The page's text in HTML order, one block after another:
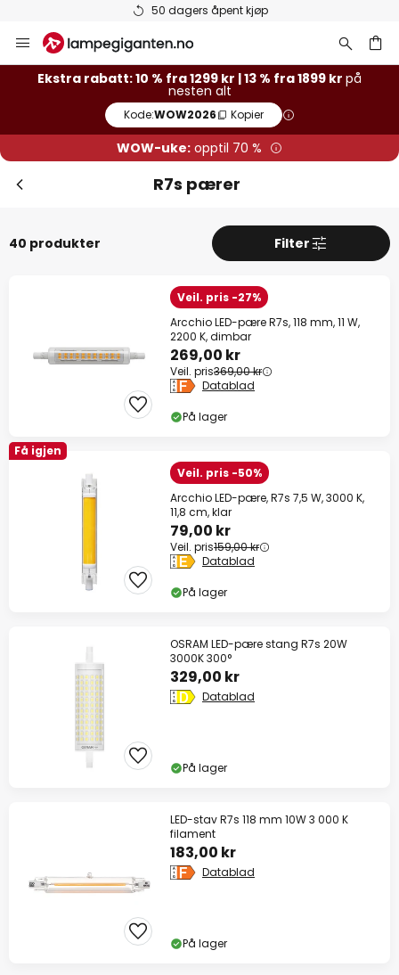
Varer på lager sendes raskt
Hopp
til
innhold
Ekstra rabatt: 10 % fra 1299 kr | 13 % fra 1899 kr på
nesten alt
Kode:WOW2026 Kopier
WOW-uke: opptil 70 %
R7s pærer
40 produkter Filter
Veil. pris -27%
Arcchio LED-pære R7s, 118 mm, 11 W,
2200 K, dimbar
269,00 kr
Veil. pris369,00 kr
Datablad
På lager
Få igjen
Veil. pris -50%
Arcchio LED-pære, R7s 7,5 W, 3000 K,
11,8 cm, klar
79,00 kr
Veil. pris159,00 kr
Datablad
På lager
OSRAM LED-pære stang R7s 20W
3000K 300°
329,00 kr
Datablad
På lager
LED-stav R7s 118 mm 10W 3 000 K
filament
183,00 kr
Datablad
På lager